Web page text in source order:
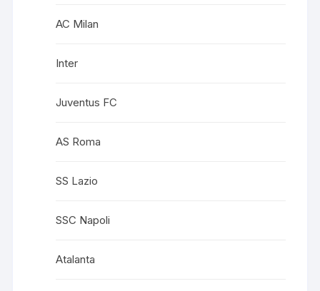
AC Milan
Inter
Juventus FC
AS Roma
SS Lazio
SSC Napoli
Atalanta